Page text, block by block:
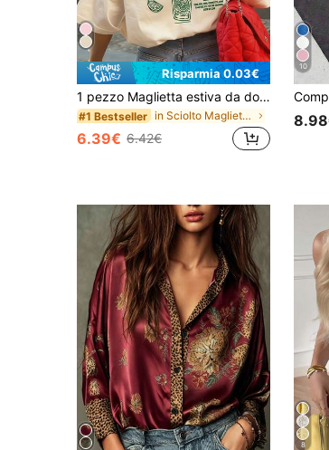
Risparmia 0.03€
1 pezzo Maglietta estiva da donna ampia a maniche corte, stampa bicchiere da cocktail Gin Tonic Club, cubetti di ghiaccio, fetta di lime, adatta per vacanze, ufficio, uscite, uso quotidiano, appuntamenti, feste, raduni, abbigliamento da strada. Maglietta da vacanza. Casual
#1 Bestseller in Sciolto Magliette casual basic
6.39€ 6.42€
10
8